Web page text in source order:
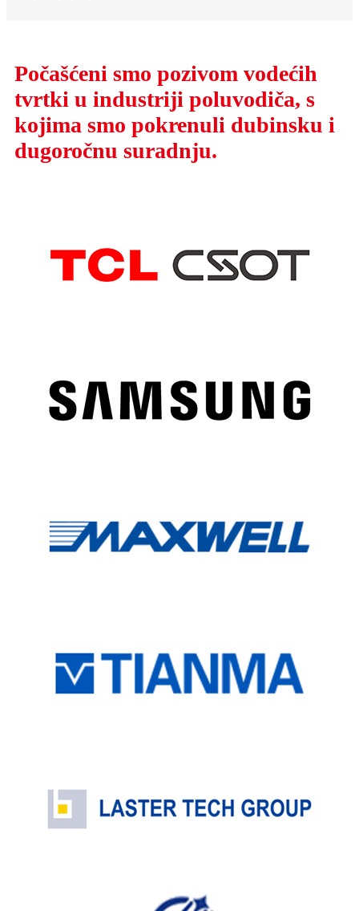
Počašćeni smo pozivom vodećih
tvrtki u industriji poluvodiča, s
kojima smo pokrenuli dubinsku i
dugoročnu suradnju.